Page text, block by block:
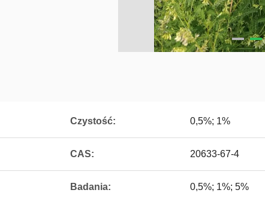
Czystość: 0,5%; 1%
CAS: 20633-67-4
Badania: 0,5%; 1%; 5%